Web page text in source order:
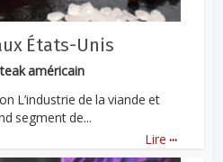
États-Unis
américain
L’industrie de la viande et
segment de...
Lire ...